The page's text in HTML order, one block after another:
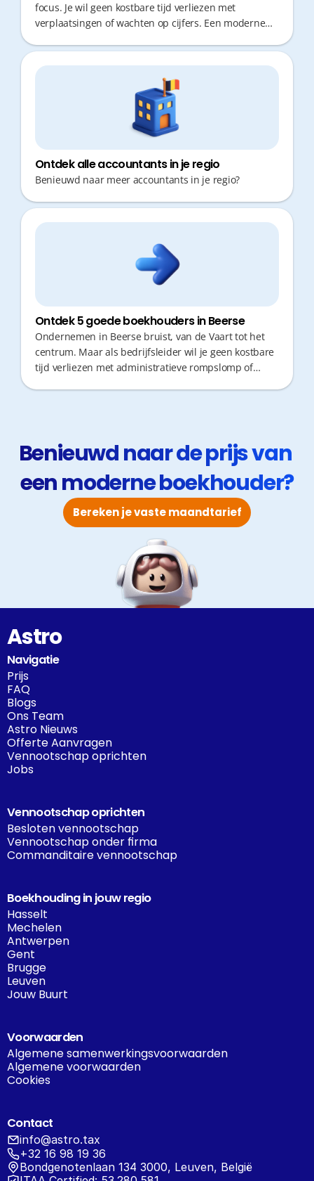
focus. Je wil geen kostbare tijd verliezen met
verplaatsingen of wachten op cijfers. Een moderne
vlot bereikbaar. Zo kan jij je volledig richten op de
groei van je zaak. Ontdek hier 5 sterke
boekhoudkantoren in jouw regio.
Ontdek alle accountants in je regio
Benieuwd naar meer accountants in je regio?
Ontdek 5 goede boekhouders in Beerse
Ondernemen in Beerse bruist, van de Vaart tot het
centrum. Maar als bedrijfsleider wil je geen kostbare
tijd verliezen met administratieve rompslomp of
Benieuwd naar de prijs van
een moderne boekhouder?
Bereken je vaste maandtarief
Astro
Navigatie
Prijs
FAQ
Blogs
Ons Team
Astro Nieuws
Offerte Aanvragen
Vennootschap oprichten
Jobs
Vennootschap oprichten
Besloten vennootschap
Vennootschap onder firma
Commanditaire vennootschap
Boekhouding in jouw regio
Hasselt
Mechelen
Antwerpen
Gent
Brugge
Leuven
Jouw Buurt
Voorwaarden
Algemene samenwerkingsvoorwaarden
Algemene voorwaarden
Cookies
Contact
info@astro.tax
+32 16 98 19 36
Bondgenotenlaan 134 3000, Leuven, België